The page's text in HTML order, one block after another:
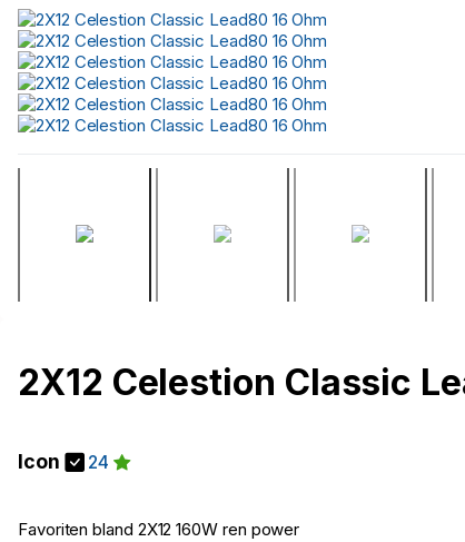
2X12 Celestion Classic
Icon 24
Favoriten bland 2X12 160W ren power